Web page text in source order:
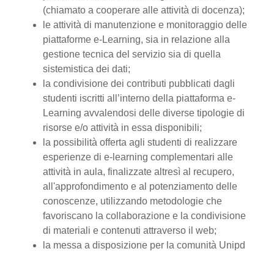
(chiamato a cooperare alle attività di docenza);
le attività di manutenzione e monitoraggio delle
piattaforme e-Learning, sia in relazione alla
gestione tecnica del servizio sia di quella
sistemistica dei dati;
la condivisione dei contributi pubblicati dagli
studenti iscritti all’interno della piattaforma e-
Learning avvalendosi delle diverse tipologie di
risorse e/o attività in essa disponibili;
la possibilità offerta agli studenti di realizzare
esperienze di e-learning complementari alle
attività in aula, finalizzate altresì al recupero,
all'approfondimento e al potenziamento delle
conoscenze, utilizzando metodologie che
favoriscano la collaborazione e la condivisione
di materiali e contenuti attraverso il web;
la messa a disposizione per la comunità Unipd